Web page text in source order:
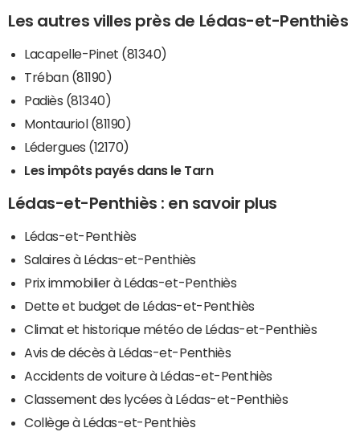
Les autres villes près de Lédas-et-Penthiès
Lacapelle-Pinet (81340)
Tréban (81190)
Padiès (81340)
Montauriol (81190)
Lédergues (12170)
Les impôts payés dans le Tarn
Lédas-et-Penthiès : en savoir plus
Lédas-et-Penthiès
Salaires à Lédas-et-Penthiès
Prix immobilier à Lédas-et-Penthiès
Dette et budget de Lédas-et-Penthiès
Climat et historique météo de Lédas-et-Penthiès
Avis de décès à Lédas-et-Penthiès
Accidents de voiture à Lédas-et-Penthiès
Classement des lycées à Lédas-et-Penthiès
Collège à Lédas-et-Penthiès